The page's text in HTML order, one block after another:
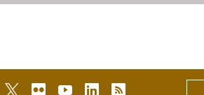
twitterflickr youtubelinkedinrss